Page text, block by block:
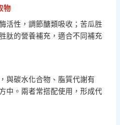
物
活性，調節醣類吸收；苦瓜胜
肽的營養補充，適合不同補充
與碳水化合物、脂質代謝有
中。兩者常搭配使用，形成代